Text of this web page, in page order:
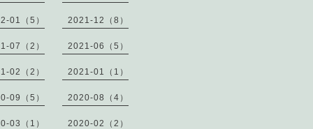
01（5） 2021-12（8）
07（2） 2021-06（5）
02（2） 2021-01（1）
09（5） 2020-08（4）
03（1） 2020-02（2）